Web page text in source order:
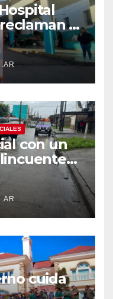
el
y
con un
cuida